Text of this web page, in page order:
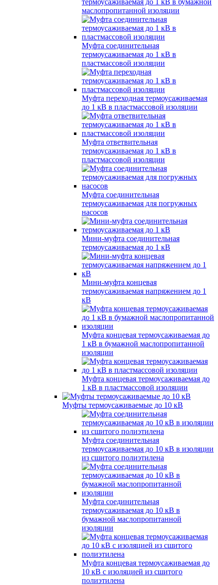
термоусаживаемая до 1 кВ в бумажной
маслопропитанной изоляции
Муфта соединительная
термоусаживаемая до 1 кВ в
пластмассовой изоляции
Муфта переходная термоусаживаемая
до 1 кВ в пластмассовой изоляции
Муфта ответвительная
термоусаживаемая до 1 кВ в
пластмассовой изоляции
Муфта соединительная
термоусаживаемая для погружных
насосов
Мини-муфта соединительная
термоусаживаемая до 1 кВ
Мини-муфта концевая
термоусаживаемая напряжением до 1
кВ
Муфта концевая термоусаживаемая до
1 кВ в бумажной маслопропитанной
изоляции
Муфта концевая термоусаживаемая до
1 кВ в пластмассовой изоляции
Муфты термоусаживаемые до 10 кВ
Муфта соединительная
термоусаживаемая до 10 кВ в изоляции
из сшитого полиэтилена
Муфта соединительная
термоусаживаемая до 10 кВ в
бумажной маслопропитанной
изоляции
Муфта концевая термоусаживаемая до
10 кВ с изоляцией из сшитого
полиэтилена